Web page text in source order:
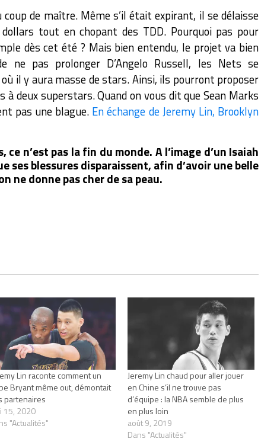
coup de maître. Même s’il était expirant, il se délaisse
tout en chopant des TDD. Pourquoi pas pour
dès cet été ? Mais bien entendu, le projet va bien
ne pas prolonger D’Angelo Russell, les Nets se
il y aura masse de stars. Ainsi, ils pourront proposer
deux superstars. Quand on vous dit que Sean Marks
pas une blague. En échange de Jeremy Lin, Brooklyn
ce n’est pas la fin du monde. A l’image d’un Isaiah
ses blessures disparaissent, afin d’avoir une belle
ne donne pas cher de sa peau.
Lin raconte comment un
Bryant même out, démontait
partenaires
15, 2020
"Actualités"
Jeremy Lin chaud pour aller jouer
en Chine s’il ne trouve pas
d’équipe : la NBA semble de plus
en plus loin
août 9, 2019
Dans "Actualités"